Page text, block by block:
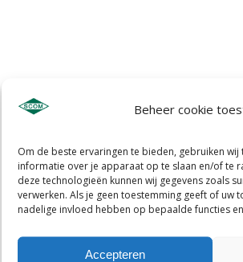
Beheer cookie
Om de beste ervaringen te bieden, gebruiken
informatie over je apparaat op te slaan en/of te
deze technologieën kunnen wij gegevens zoals
verwerken. Als je geen toestemming geeft of uw
nadelige invloed hebben op bepaalde functies
Accepteren